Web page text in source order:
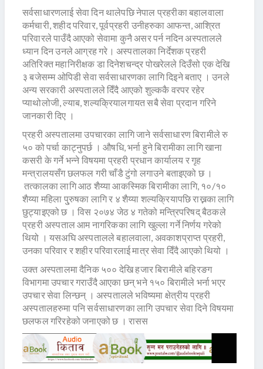
सर्वसाधारणलाई सेवा दिन थालेपछि नेपाल प्रहरीका बहालवाला
कर्मचारी, शहीद परिवार, पूर्वप्रहरी उनीहरुका आफन्त, आश्रित
परिवारले पाउँदै आएको सेवामा कुनै असर पर्न नदिन अस्पतालले
ध्यान दिन उनले आग्रह गरे। अस्पतालका निर्देशक प्रहरी
अतिरिक्त महानिरीक्षक डा दिनेशचन्द्र पोखरेलले दिउँसो एक देखि
३ बजेसम्म ओपिडी सेवा सर्वसाधारणका लागि दिइने बताए । उनले
अन्य सरकारी अस्पतालले दिँदै आएको शुल्ककै वरपर रहेर
प्याथोलोजी, ल्याब, शल्यक्रियालगायत सबै सेवा प्रदान गरिने
जानकारी दिए ।
प्रहरी अस्पतालमा उपचारका लागि जाने सर्वसाधारण बिरामीले रु
५० को पर्चा काट्नुपर्छ । औषधि, भर्ना हुने बिरामीका लागि खाना
कसरी के गर्ने भन्ने विषयमा प्रहरी प्रधान कार्यालय र गृह
मन्त्रालयसँग छलफल गरी चाँडै टुंगो लगाउने बताइएको छ ।
तत्कालका लागि आठ शैय्या आकस्मिक बिरामीका लागि, १०/१०
शैय्या महिला पु्रुषका लागि र ४ शैय्या शल्यक्रियापछि राख्नका लागि
छुट्याइएको छ । विस २०७४ जेठ ४ गतेको मन्त्रिपरिषद् बैठकले
प्रहरी अस्पताल आम नागरिकका लागि खुल्ला गर्ने निर्णय गरेको
थियो । यसअघि अस्पतालले बहालवाला, अवकाशप्राप्त प्रहरी,
उनका परिवार र शहीर परिवारलाई मात्र सेवा दिँदै आएको थियो ।
उक्त अस्पतालमा दैनिक ५०० देखि हजार बिरामीले बहिरङग
विभागमा उपचार गराउँदै आएका छन् भने १५० बिरामीले भर्ना भएर
उपचार सेवा लिन्छन् । अस्पतालले भविष्यमा क्षेत्रीय प्रहरी
अस्पतालहरुमा पनि सर्वसाधारणका लागि उपचार सेवा दिने विषयमा
छलफल गरिरहेको जनाएको छ । रासस